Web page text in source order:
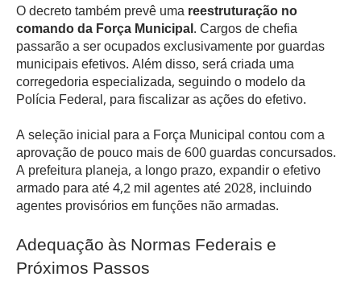
O decreto também prevê umareestruturação no
comando da Força Municipal. Cargos de chefia
passarão a ser ocupados exclusivamente por guardas
municipais efetivos. Além disso, será criada uma
corregedoria especializada, seguindo o modelo da
Polícia Federal, para fiscalizar as ações do efetivo.
A seleção inicial para a Força Municipal contou com a
aprovação de pouco mais de 600 guardas concursados.
A prefeitura planeja, a longo prazo, expandir o efetivo
armado para até 4,2 mil agentes até 2028, incluindo
agentes provisórios em funções não armadas.
Adequação às Normas Federais e
Próximos Passos